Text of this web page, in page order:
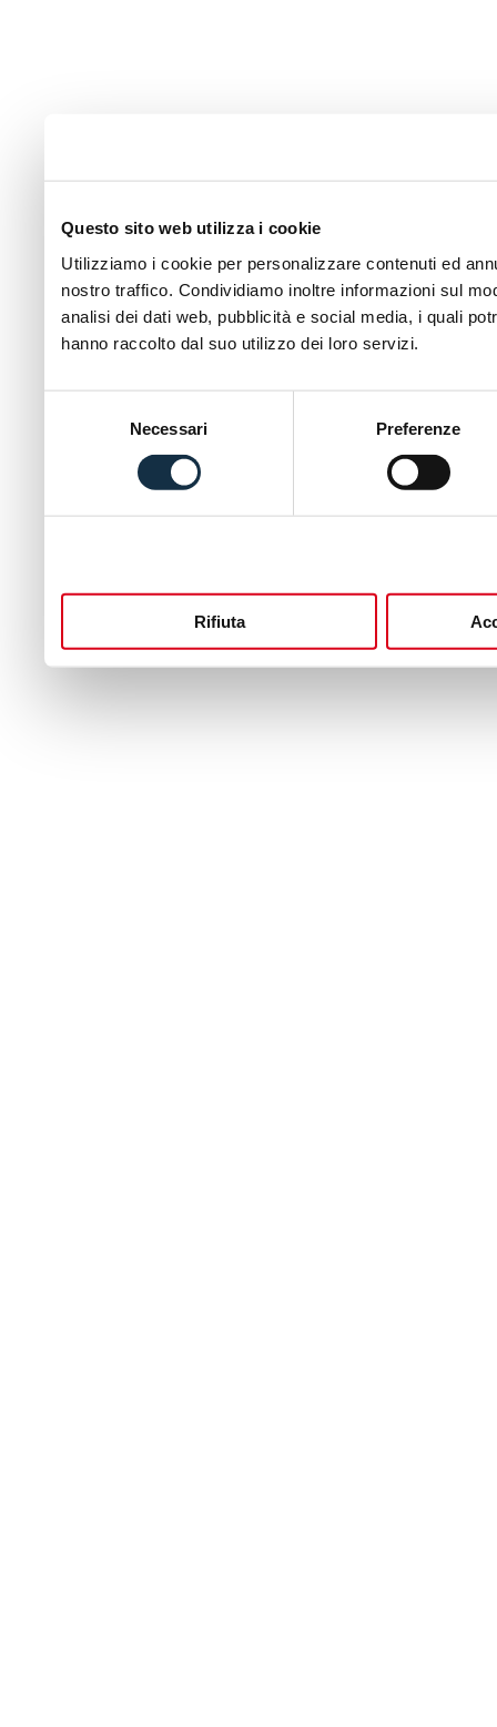
Questo sito web utilizza i cookie
Utilizziamo i cookie per personalizzare contenuti ed
nostro traffico. Condividiamo inoltre informazioni sul
analisi dei dati web, pubblicità e social media, i quali
hanno raccolto dal suo utilizzo dei loro servizi.
Necessari Preferenze
Rifiuta